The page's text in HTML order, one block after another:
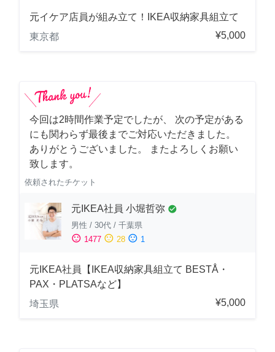
元イケア店員が組み立て！IKEA収納家具組立て
東京都
¥5,000
今回は2時間作業予定でしたが、 次の予定がある
にも関わらず最後までご対応いただきました。
ありがとうございました。 またよろしくお願い
致します。
依頼されたチケット
元IKEA社員 小堀哲弥 check_circle
男性 / 30代 / 千葉県
sentiment_satisfied 1477 sentiment_neutral 28 sentiment_dissatisfied 1
元IKEA社員【IKEA収納家具組立て BESTÅ・
PAX・PLATSAなど】
埼玉県
¥5,000